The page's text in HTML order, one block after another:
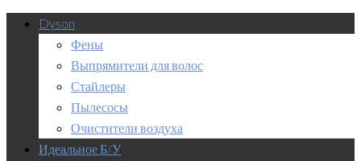
Dyson
Фены
Выпрямители для волос
Стайлеры
Пылесосы
Очистители воздуха
Идеальное Б/У